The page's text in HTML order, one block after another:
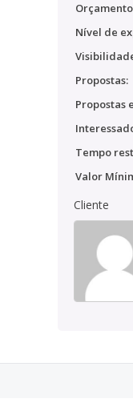
Nível de
Propostas:
Propostas
Tempo
Valor
Cliente